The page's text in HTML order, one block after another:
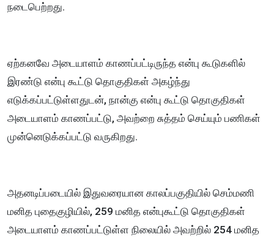
நடைபெற்றது.
ஏற்கனவே அடையாளம் காணப்பட்டிருந்த என்பு கூடுகளில்
இரண்டு என்பு கூட்டு தொகுதிகள் அகழ்ந்து
எடுக்கப்பட்டுள்ளதுடன், நான்கு என்பு கூட்டு தொகுதிகள்
அடையாளம் காணப்பட்டு, அவற்றை சுத்தம் செய்யும் பணிகள்
முன்னெடுக்கப்பட்டு வருகிறது.
அதனடிப்படையில் இதுவரையான காலப்பகுதியில் செம்மணி
மனித புதைகுழியில், 259 மனித என்புகூட்டு தொகுதிகள்
அடையாளம் காணப்பட்டுள்ள நிலையில் அவற்றில் 254 மனித